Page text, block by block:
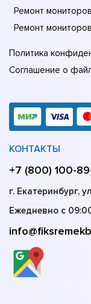
Ремонт
Ремонт
Политика
Соглашение о
КОНТАКТЫ
+7 (800) 100-
г. Екатеринбург,
Ежедневно с